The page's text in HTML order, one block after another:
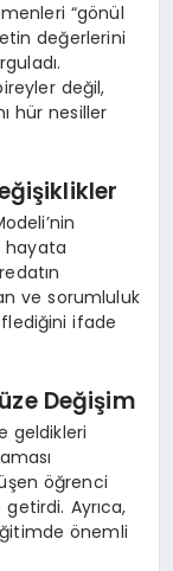
“gönül
değerlerini
değil,
hür nesiller
hayata
ve sorumluluk
ifade
Değişim
geldikleri
öğrenci
getirdi. Ayrıca,
önemli